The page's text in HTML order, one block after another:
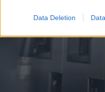
Data Deletion